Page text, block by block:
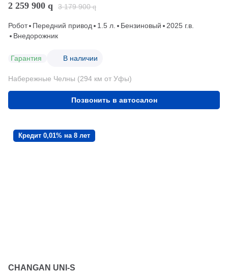
2 259 900 q 3 179 900 q
Робот Передний привод 1.5 л. Бензиновый
2025 г.в.
Внедорожник
Гарантия В наличии
Набережные Челны (294 км от Уфы)
Позвонить в автосалон
Кредит 0,01% на 8 лет
CHANGAN UNI-S